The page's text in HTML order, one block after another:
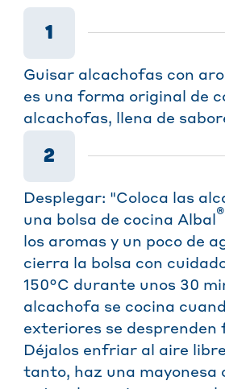
1
Guisar alcachofas con
es una forma original de
alcachofas, llena de
2
Desplegar: "Coloca las
una bolsa de cocina Albal ®
los aromas y un poco de
cierra la bolsa con
150°C durante unos 30
alcachofa se cocina
exteriores se desprenden
Déjalos enfriar al aire
tanto, haz una mayonesa